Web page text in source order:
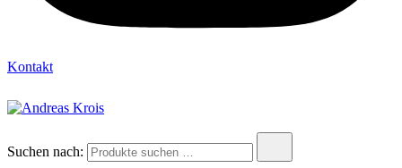
Kontakt
Suchen nach: